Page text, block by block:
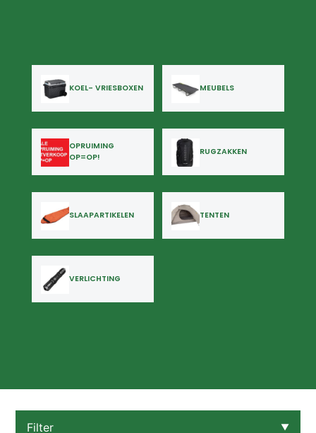
KOEL- VRIESBOXEN MEUBELS
OPRUIMING
OP=OP!
RUGZAKKEN
SLAAPARTIKELEN TENTEN
VERLICHTING
Filter ▼